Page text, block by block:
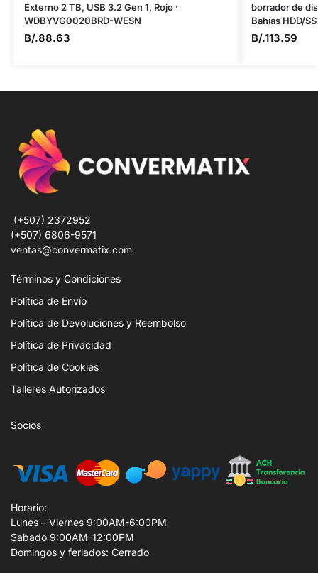
Externo 2 TB, USB 3.2 Gen 1, Rojo ·
WDBYVG0020BRD-WESN
B/.88.63
borrador de
Bahías HDD/
B/.113.59
(+507) 2372952
(+507) 6806-9571
ventas@convermatix.com
Términos y Condiciones
Política de Envío
Política de Devoluciones y Reembolso
Política de Privacidad
Política de Cookies
Talleres Autorizados
Socios
Horario:
Lunes – Viernes 9:00AM-6:00PM
Sabado 9:00AM-12:00PM
Domingos y feriados: Cerrado